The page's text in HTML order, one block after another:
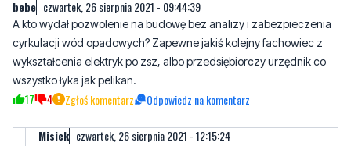
podmyciem bez wcześniejszego rozwiązania tych kwestii.
13 0 Zgłoś komentarz Odpowiedz na komentarz
bebe czwartek, 26 sierpnia 2021 - 09:44:39
A kto wydał pozwolenie na budowę bez analizy i zabezpieczenia
cyrkulacji wód opadowych? Zapewne jakiś kolejny fachowiec z
wszystko łyka jak pelikan.